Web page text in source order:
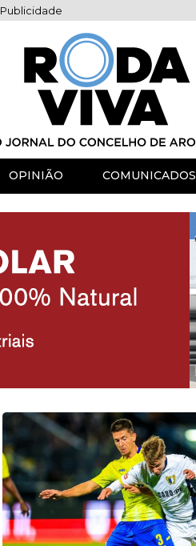
Publicidade
OPINIÃO COMUNICADOS